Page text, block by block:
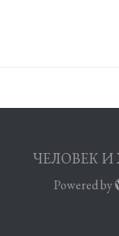
ЧЕЛОВЕК И
Powered by